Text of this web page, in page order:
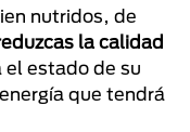
nutridos, de
la calidad
el estado de su
que tendrá